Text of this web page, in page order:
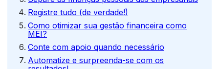
Registre tudo (de verdade!)
Como otimizar sua gestão financeira como
MEI?
Conte com apoio quando necessário
Automatize e surpreenda-se com os